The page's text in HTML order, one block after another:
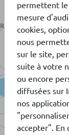
permettent
mesure
cookies,
nous
sur le site,
suite à votre
ou encore
diffusées sur
nos
accepter". En